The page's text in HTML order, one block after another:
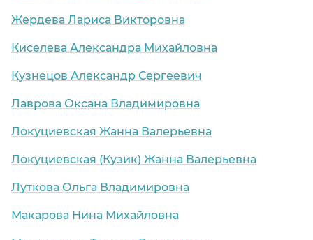
Жердева Лариса Викторовна
Киселева Александра Михайловна
Кузнецов Александр Сергеевич
Лаврова Оксана Владимировна
Локуциевская Жанна Валерьевна
Локуциевская (Кузик) Жанна Валерьевна
Луткова Ольга Владимировна
Макарова Нина Михайловна